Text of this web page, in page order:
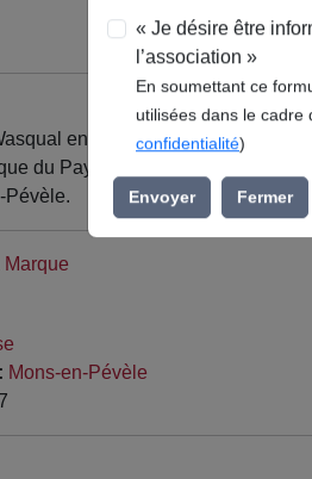
en Pévèle, Wasquehal en
du Pays de Pévèle (SHPP),
Pévèle.
Marque
Mons-en-Pévèle
« Je désire être
l’association »
En soumettant ce
utilisées dans le cadre
confidentialité)
Envoyer Fermer